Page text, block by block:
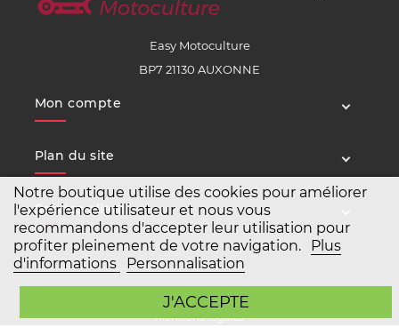
Notre boutique utilise des cookies pour améliorer
l'expérience utilisateur et nous vous
recommandons d'accepter leur utilisation pour
profiter pleinement de votre navigation.
Plus
d'informations
Personnalisation
J'ACCEPTE
Easy Motoculture
BP7 21130 AUXONNE
Mon compte
Plan du site
Service client
Copyright Easy Motoculture 2026
Mentions légales